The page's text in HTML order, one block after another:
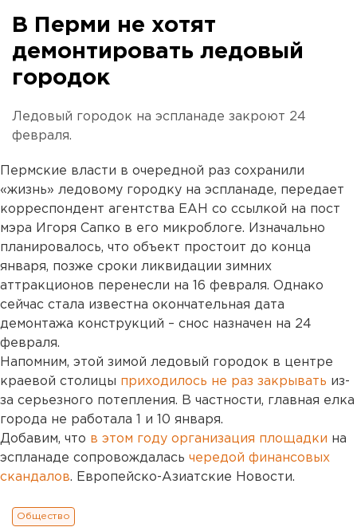
В Перми не хотят
демонтировать ледовый
городок
Ледовый городок на эспланаде закроют 24
февраля.
Пермские власти в очередной раз сохранили
«жизнь» ледовому городку на эспланаде, передает
корреспондент агентства ЕАН со ссылкой на пост
мэра Игоря Сапко в его микроблоге. Изначально
планировалось, что объект простоит до конца
января, позже сроки ликвидации зимних
аттракционов перенесли на 16 февраля. Однако
сейчас стала известна окончательная дата
демонтажа конструкций – снос назначен на 24
февраля.
Напомним, этой зимой ледовый городок в центре
краевой столицы приходилось не раз закрывать из-
за серьезного потепления. В частности, главная елка
города не работала 1 и 10 января.
Добавим, что в этом году организация площадки на
эспланаде сопровождалась чередой финансовых
скандалов. Европейско-Азиатские Новости.
Общество